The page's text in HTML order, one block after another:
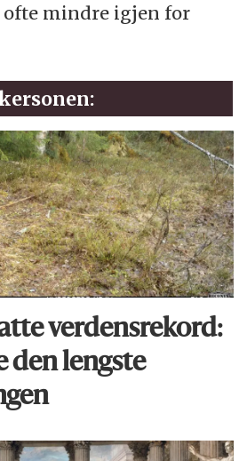
mindre igjen for
verdens­rekord:
den lengste